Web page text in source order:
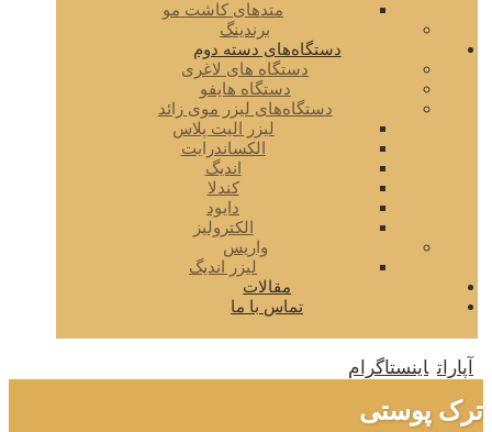
متدهای کاشت مو
برندینگ
دستگاه‌های دسته دوم
دستگاه های لاغری
دستگاه هایفو
دستگاه‌های لیزر موی زائد
لیزر الیت پلاس
الکساندرایت
اندیگ
کندلا
دایود
الکترولیز
واریس
لیزر اندیگ
مقالات
تماس با ما
آپارات اینستاگرام
ترک پوستی